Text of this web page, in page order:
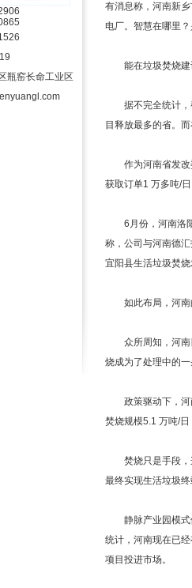
瓶窑长命工业区
有消息称，河南新
电厂。智慧在哪里
能在垃圾焚烧建设
据不完全统计，截
目释放最多的省。
作为河南省发改委
获取订单1 万多吨/
6月份，河南洛阳
称，公司与河南德
宜阳县生活垃圾焚
如此布局，河南
众所周知，河南目
烧成为了处理中的
政策驱动下，河南
焚烧规模5.1 万吨/
焚烧只是手段，这
最终实现生活垃圾
静脉产业园模式便
统计，河南现在已
项目投进市场。